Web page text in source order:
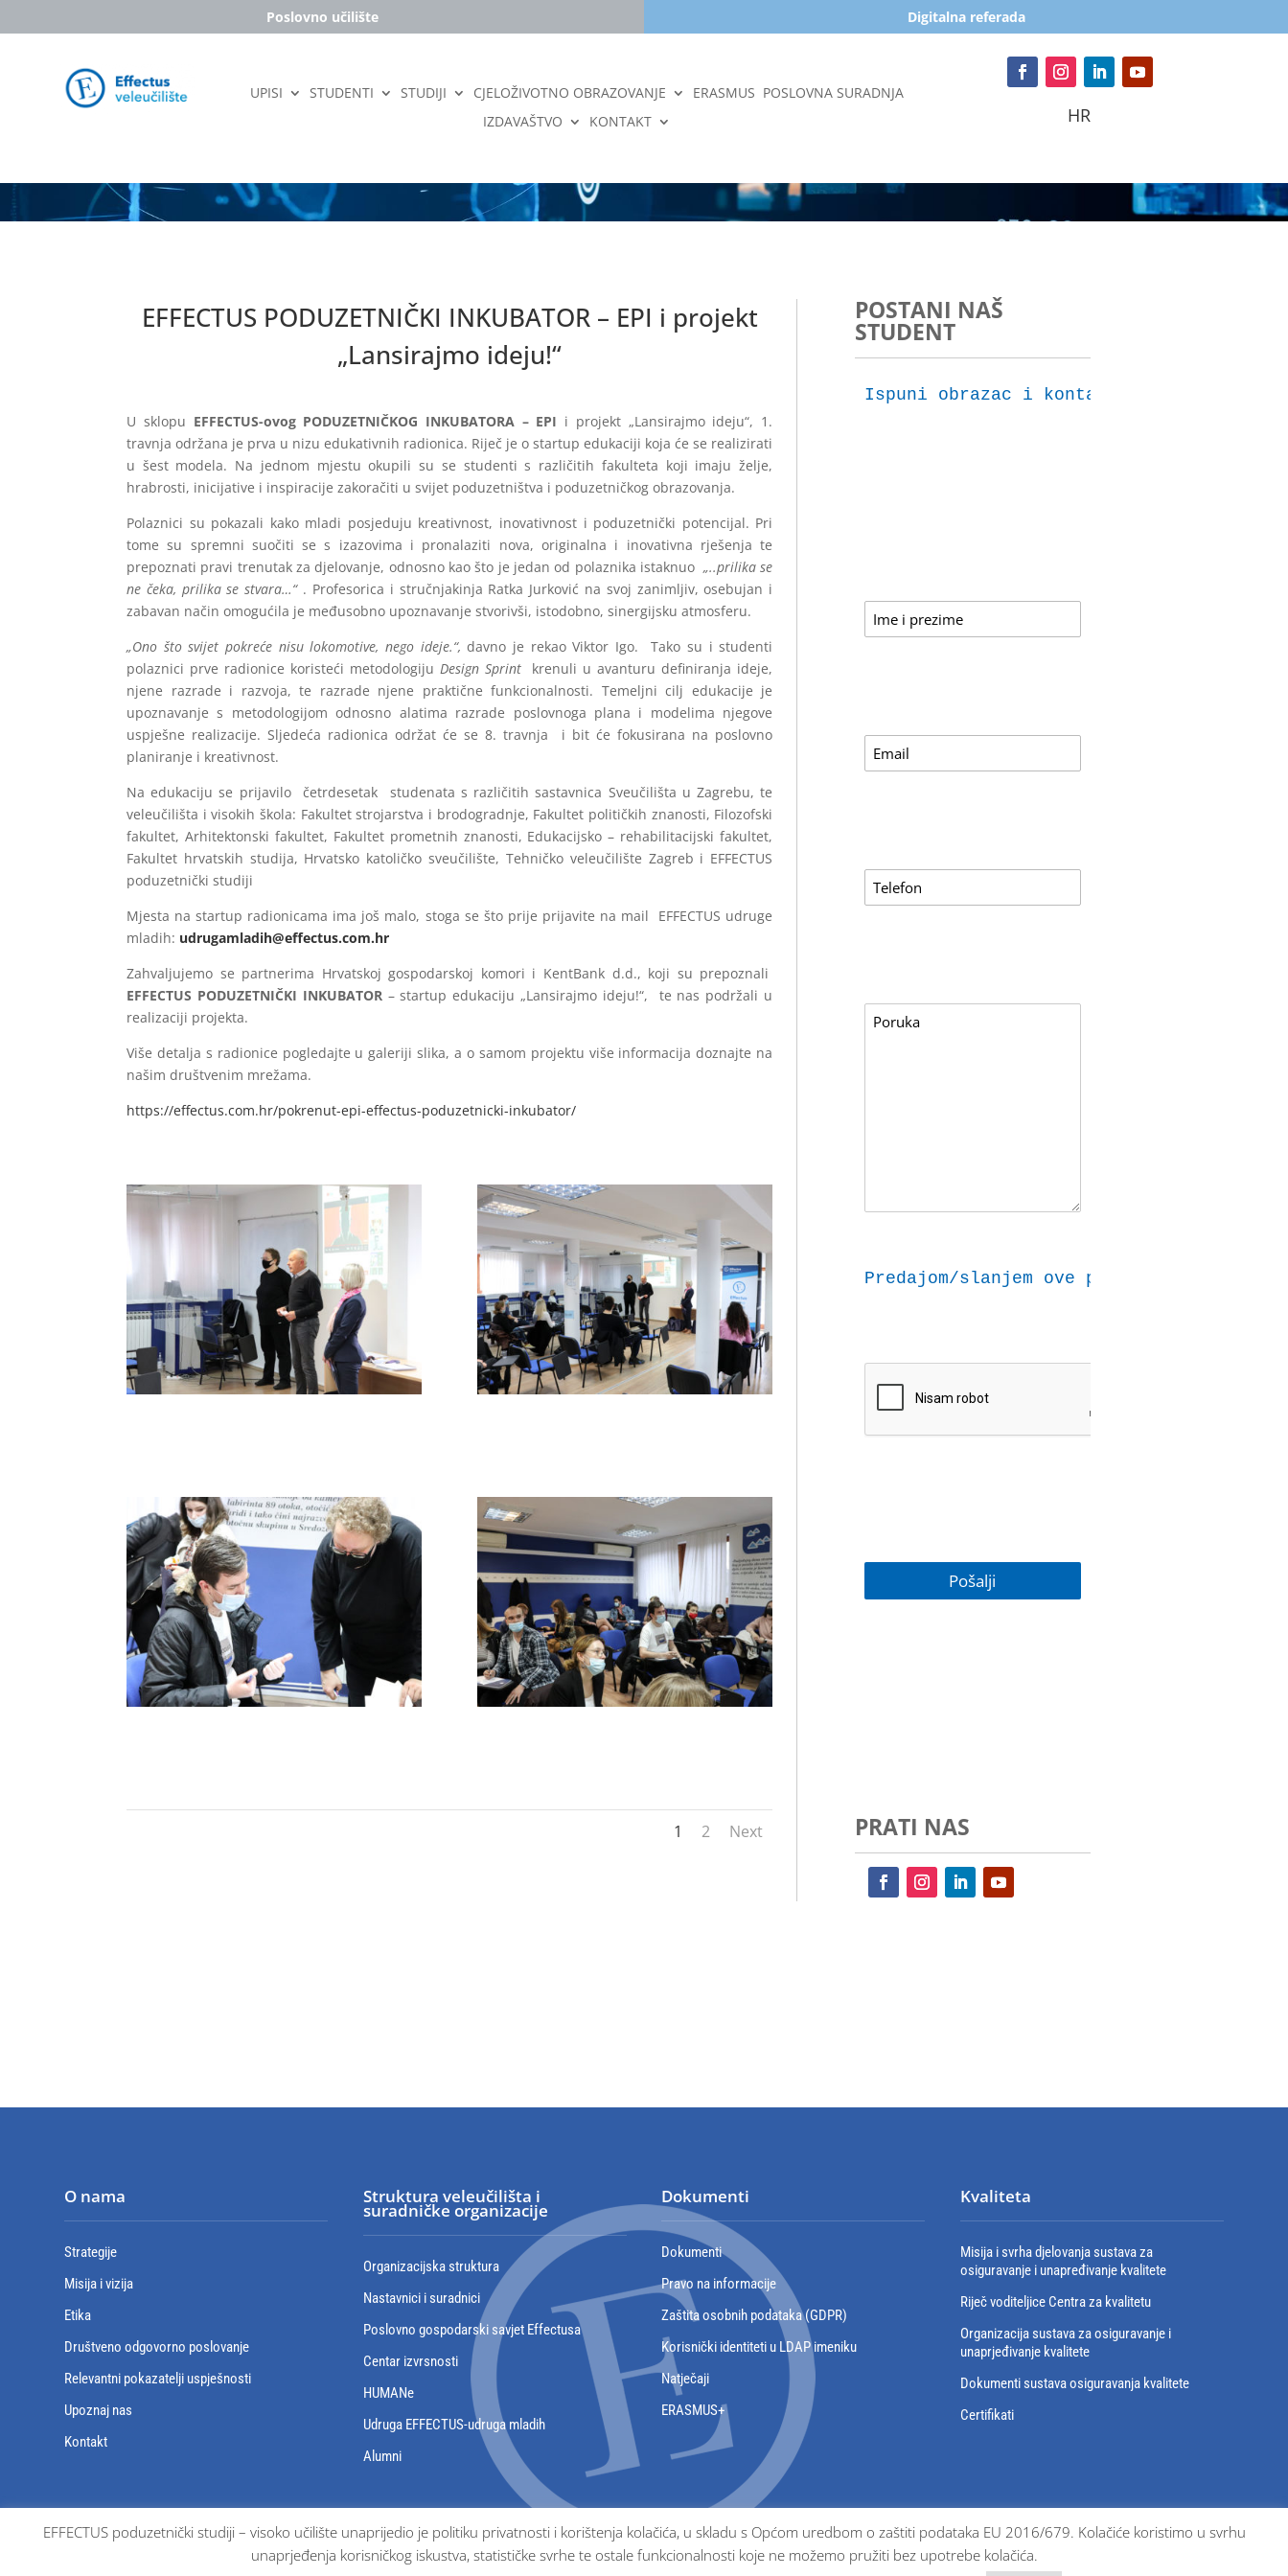
Poslovno učilište Digitalna referada
UPISI STUDENTI STUDIJI CJELOŽIVOTNO OBRAZOVANJE ERASMUS POSLOVNA SURADNJA
IZDAVAŠTVO
KONTAKT HR
EFFECTUS PODUZETNIČKI INKUBATOR – EPI i projekt
„Lansirajmo ideju!“
U sklopu EFFECTUS-ovog PODUZETNIČKOG INKUBATORA – EPI i projekt „Lansirajmo ideju“, 1.
travnja održana je prva u nizu edukativnih radionica. Riječ je o startup edukaciji koja će se realizirati
u šest modela. Na jednom mjestu okupili su se studenti s različitih fakulteta koji imaju želje,
hrabrosti, inicijative i inspiracije zakoračiti u svijet poduzetništva i poduzetničkog obrazovanja.
Polaznici su pokazali kako mladi posjeduju kreativnost, inovativnost i poduzetnički potencijal. Pri
tome su spremni suočiti se s izazovima i pronalaziti nova, originalna i inovativna rješenja te
prepoznati pravi trenutak za djelovanje, odnosno kao što je jedan od polaznika istaknuo „..prilika se
ne čeka, prilika se stvara…“. Profesorica i stručnjakinja Ratka Jurković na svoj zanimljiv, osebujan i
zabavan način omogućila je međusobno upoznavanje stvorivši, istodobno, sinergijsku atmosferu.
„Ono što svijet pokreće nisu lokomotive, nego ideje.“,davno je rekao Viktor Igo. Tako su i studenti
polaznici prve radionice koristeći metodologiju Design Sprintkrenuli u avanturu definiranja ideje,
njene razrade i razvoja, te razrade njene praktične funkcionalnosti. Temeljni cilj edukacije je
upoznavanje s metodologijom odnosno alatima razrade poslovnoga plana i modelima njegove
uspješne realizacije. Sljedeća radionica održat će se 8. travnja i bit će fokusirana na poslovno
planiranje i kreativnost.
Na edukaciju se prijavilo četrdesetak studenata s različitih sastavnica Sveučilišta u Zagrebu, te
veleučilišta i visokih škola: Fakultet strojarstva i brodogradnje, Fakultet političkih znanosti, Filozofski
fakultet, Arhitektonski fakultet, Fakultet prometnih znanosti, Edukacijsko – rehabilitacijski fakultet,
Fakultet hrvatskih studija, Hrvatsko katoličko sveučilište, Tehničko veleučilište Zagreb i EFFECTUS
poduzetnički studiji
Mjesta na startup radionicama ima još malo, stoga se što prije prijavite na mail EFFECTUS udruge
mladih: udrugamladih@effectus.com.hr
Zahvaljujemo se partnerima Hrvatskoj gospodarskoj komori i KentBank d.d., koji su prepoznali
EFFECTUS PODUZETNIČKI INKUBATOR – startup edukaciju „Lansirajmo ideju!“, te nas podržali u
realizaciji projekta.
Više detalja s radionice pogledajte u galeriji slika, a o samom projektu više informacija doznajte na
našim društvenim mrežama.
https://effectus.com.hr/pokrenut-epi-effectus-poduzetnicki-inkubator/
1 2 Next
POSTANI NAŠ
STUDENT
Ispuni obrazac i kontaktirat ćemo te za
Predajom/slanjem ove prijave dajem
PRATI NAS
O nama
Strategije
Misija i vizija
Etika
Društveno odgovorno poslovanje
Relevantni pokazatelji uspješnosti
Upoznaj nas
Kontakt
Struktura veleučilišta i
suradničke organizacije
Organizacijska struktura
Nastavnici i suradnici
Poslovno gospodarski savjet Effectusa
Centar izvrsnosti
HUMANe
Udruga EFFECTUS-udruga mladih
Alumni
Dokumenti
Dokumenti
Pravo na informacije
Zaštita osobnih podataka (GDPR)
Korisnički identiteti u LDAP imeniku
Natječaji
ERASMUS+
Kvaliteta
Misija i svrha djelovanja sustava za
osiguravanje i unapređivanje kvalitete
Riječ voditeljice Centra za kvalitetu
Organizacija sustava za osiguravanje i
unaprjeđivanje kvalitete
Dokumenti sustava osiguravanja kvalitete
Certifikati
EFFECTUS poduzetnički studiji – visoko učilište unaprijedio je politiku privatnosti i korištenja kolačića, u skladu s Općom uredbom o zaštiti podataka EU 2016/679. Kolačiće koristimo u svrhu
unaprjeđenja korisničkog iskustva, statističke svrhe te ostale funkcionalnosti koje ne možemo pružiti bez upotrebe kolačića.